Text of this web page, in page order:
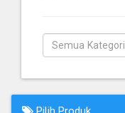
Semua Kategori